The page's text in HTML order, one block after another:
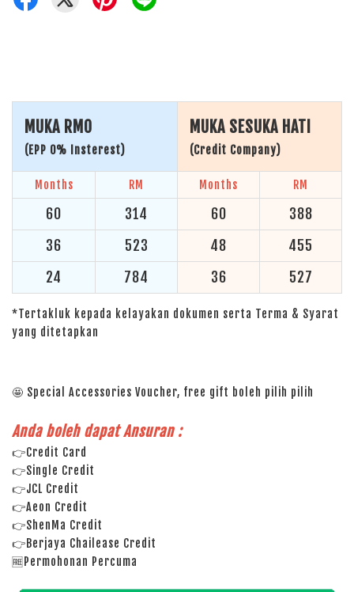
MUKA RM0
(EPP 0% Insterest)
MUKA SESUKA HATI
(Credit Company)
Months RM Months RM
60 314 60
388
36
523 48
455
24
784 36 527
*Tertakluk kepada kelayakan dokumen serta Terma & Syarat
yang ditetapkan
🤩 Special Accessories Voucher, free gift boleh pilih pilih
Anda boleh dapat Ansuran :
👉Credit Card
👉Single Credit
👉JCL Credit
👉Aeon Credit
👉ShenMa Credit
👉Berjaya Chailease Credit
🆓Permohonan Percuma